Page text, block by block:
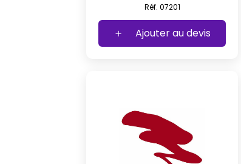
Réf. 07201
Ajouter au devis